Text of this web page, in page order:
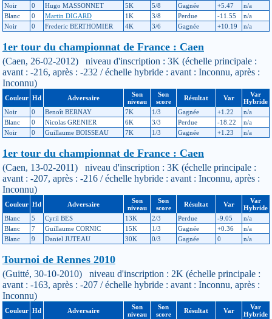
Noir
0 Hugo MASSONNET 5K 5/8 Gagnée +5.47
n/a
Blanc
0 Martin DIGARD 1K 3/8 Perdue -11.55
n/a
Noir
0 Frederic BERTHOMIER 4K 3/6 Gagnée +10.19 n/a
1er tour du championnat de France : Caen
(Caen, 26-02-2012) niveau d'inscription : 3K (échelle principale :
avant : -216, après : -232 / échelle hybride : avant : Inconnu, après :
Inconnu)
Couleur Hd Adversaire
Son
niveau
Son
score
Résultat Var
Var
Hybride
Noir
0 Benoît BERNAY 7K 1/3 Gagnée +1.22
n/a
Blanc
0 Nicolas GRENIER 6K 3/3 Perdue -18.22
n/a
Noir
0 Guillaume BOISSEAU 7K 1/3 Gagnée +1.23 n/a
1er tour du championnat de France : Caen
(Caen, 13-02-2011) niveau d'inscription : 3K (échelle principale :
avant : -207, après : -216 / échelle hybride : avant : Inconnu, après :
Inconnu)
Couleur Hd Adversaire
Son
niveau
Son
score
Résultat Var
Var
Hybride
Blanc
5 Cyril BES 13K 2/3 Perdue -9.05
n/a
Blanc
7 Guillaume CORNIC 15K 1/3 Gagnée +0.36
n/a
Blanc
9 Daniel JUTEAU 30K 0/3 Gagnée 0 n/a
Tournoi de Rennes 2010
(Guitté, 30-10-2010) niveau d'inscription : 2K (échelle principale :
avant : -163, après : -207 / échelle hybride : avant : Inconnu, après :
Inconnu)
Couleur Hd Adversaire
Son
niveau
Son
score
Résultat Var
Var
Hybride